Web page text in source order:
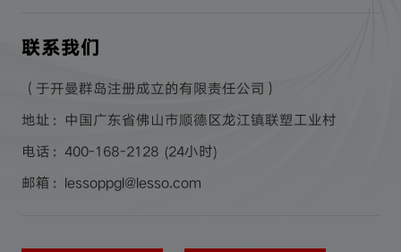
联系我们
（于开曼群岛注册成立的有限责任公司）
地址：中国广东省佛山市顺德区龙江镇联塑工业村
电话：400-168-2128 (24小时)
邮箱：lessoppgl@lesso.com